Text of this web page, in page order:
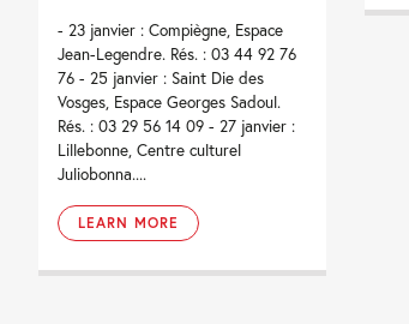
- 23 janvier : Compiègne, Espace
Jean-Legendre. Rés. : 03 44 92 76
76 - 25 janvier : Saint Die des
Vosges, Espace Georges Sadoul.
Rés. : 03 29 56 14 09 - 27 janvier :
Lillebonne, Centre culturel
Juliobonna....
LEARN MORE